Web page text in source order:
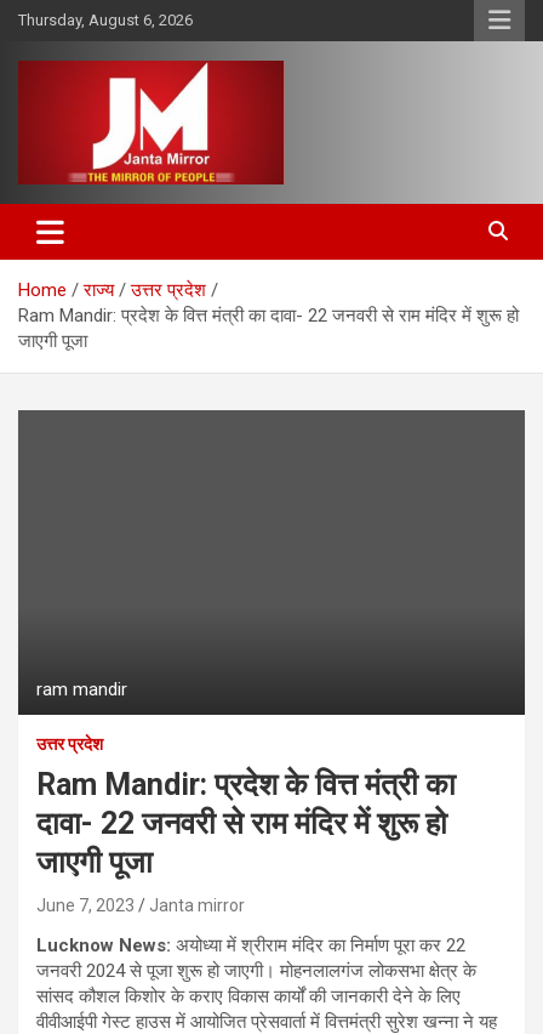
Skip
content
Thursday, August 6, 2026
Janta Mirror
Home राज्य
उत्तर प्रदेश
Ram Mandir: प्रदेश के वित्त मंत्री का दावा- 22 जनवरी से राम मंदिर में शुरू हो
जाएगी पूजा
ram mandir
उत्तर प्रदेश
Ram Mandir: प्रदेश के वित्त मंत्री का
दावा- 22 जनवरी से राम मंदिर में शुरू हो
जाएगी पूजा
June 7, 2023 Janta mirror
Lucknow News: अयोध्या में श्रीराम मंदिर का निर्माण पूरा कर 22
जनवरी 2024 से पूजा शुरू हो जाएगी। मोहनलालगंज लोकसभा क्षेत्र के
सांसद कौशल किशोर के कराए विकास कार्यों की जानकारी देने के लिए
वीवीआईपी गेस्ट हाउस में आयोजित प्रेसवार्ता में वित्तमंत्री सुरेश खन्ना ने यह